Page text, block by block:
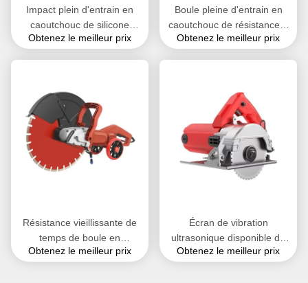
Impact plein d'entrain en
caoutchouc de silicone
d'unité centrale du
Obtenez le meilleur prix
Boule pleine d'entrain en
caoutchouc de résistance à
hautes températures, petit
Obtenez le meilleur prix
Résistance vieillissante de
temps de boule en
caoutchouc de silicone de
Obtenez le meilleur prix
Écran de vibration
ultrasonique disponible de
silicone en caoutchouc de
Obtenez le meilleur prix